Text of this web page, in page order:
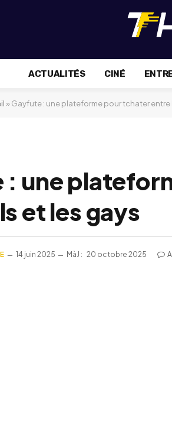
ACTUALITÉS CINÉ
»Gayfute : une plateforme pour tchater entre
: une
et les gays
14 juin 2025 MàJ : 20 octobre 2025